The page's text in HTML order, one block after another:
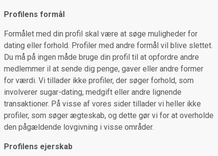
Profilens formål
Formålet med din profil skal være at søge muligheder for
dating eller forhold. Profiler med andre formål vil blive slettet.
Du må på ingen måde bruge din profil til at opfordre andre
medlemmer il at sende dig penge, gaver eller andre former
for værdi. Vi tillader ikke profiler, der søger forhold, som
involverer sugar-dating, medgift eller andre lignende
transaktioner. På visse af vores sider tillader vi heller ikke
profiler, som søger ægteskab, og dette gør vi for at overholde
den pågældende lovgivning i visse områder.
Profilens ejerskab